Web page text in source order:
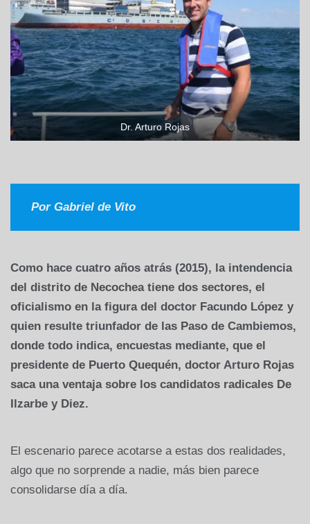
Dr. Arturo Rojas
Por Gabriel de Vito
Como hace cuatro años atrás (2015), la intendencia
del distrito de Necochea tiene dos sectores, el
oficialismo en la figura del doctor Facundo López y
quien resulte triunfador de las Paso de Cambiemos,
donde todo indica, encuestas mediante, que el
presidente de Puerto Quequén, doctor Arturo Rojas
saca una ventaja sobre los candidatos radicales De
Ilzarbe y Diez.
El escenario parece acotarse a estas dos realidades,
algo que no sorprende a nadie, más bien parece
consolidarse día a día.